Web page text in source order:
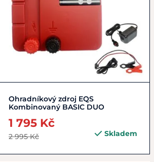
Do košíku
Ohradníkový zdroj EQS
Kombinovaný BASIC DUO
1 795 Kč
2 995 Kč Skladem